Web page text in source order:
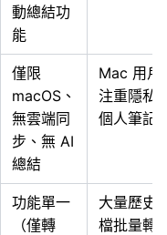
動總結功
能
僅限
macOS、
無雲端同
步、無 AI
總結
Mac 用戶
注重隱私
個人筆記
功能單一
（僅轉
大量歷史
檔批量轉